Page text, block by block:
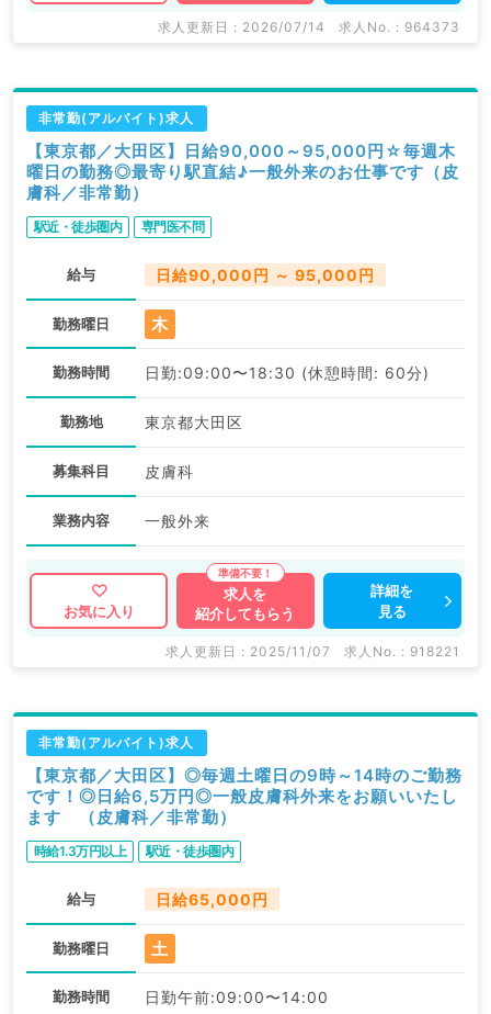
求人更新日 : 2026/07/14 求人No. : 964373
非常勤(アルバイト)求人
【東京都／大田区】日給90,000～95,000円☆毎週木
曜日の勤務◎最寄り駅直結♪一般外来のお仕事です（皮
膚科／非常勤）
駅近・徒歩圏内 専門医不問
給与 日給90,000円 ～ 95,000円
勤務曜日 木
勤務時間 日勤:09:00〜18:30 (休憩時間: 60分)
勤務地 東京都大田区
募集科目 皮膚科
業務内容 一般外来
お気に入り
求人を
紹介してもらう
詳細を
見る
求人更新日 : 2025/11/07 求人No. : 918221
非常勤(アルバイト)求人
【東京都／大田区】◎毎週土曜日の9時～14時のご勤務
です！◎日給6,5万円◎一般皮膚科外来をお願いいたし
ます （皮膚科／非常勤）
時給1.3万円以上 駅近・徒歩圏内
給与 日給65,000円
勤務曜日 土
勤務時間 日勤午前:09:00〜14:00